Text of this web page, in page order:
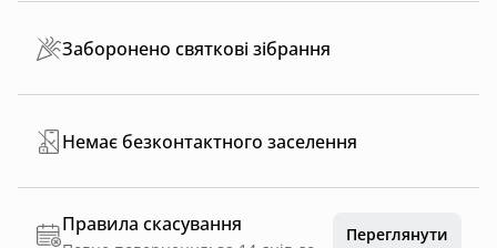
Заборонено святкові зібрання
Немає безконтактного заселення
Правила скасування Переглянути